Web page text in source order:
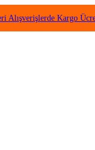
Kargo Ücretsiz!